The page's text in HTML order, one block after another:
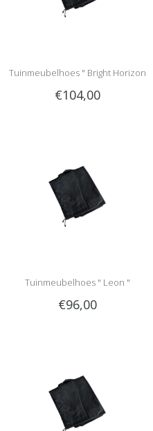
Tuinmeubelhoes " Bright Horizon
€104,00
Tuinmeubelhoes " Leon "
€96,00